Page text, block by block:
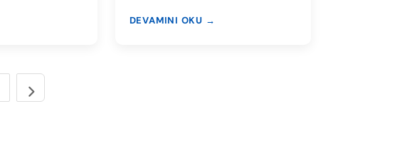
DEVAMINI OKU →